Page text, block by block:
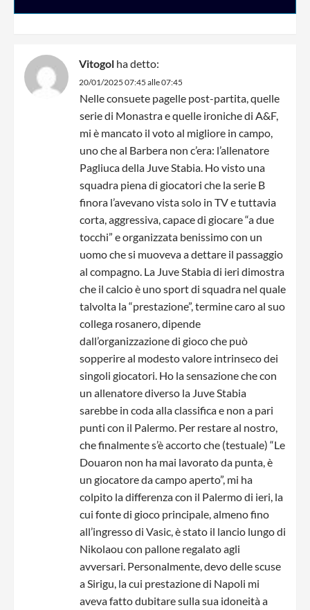
Vitogol ha detto:
20/01/2025 07:45 alle 07:45
Nelle consuete pagelle post-partita, quelle
serie di Monastra e quelle ironiche di A&F,
mi è mancato il voto al migliore in campo,
uno che al Barbera non c’era: l’allenatore
Pagliuca della Juve Stabia. Ho visto una
squadra piena di giocatori che la serie B
finora l’avevano vista solo in TV e tuttavia
corta, aggressiva, capace di giocare “a due
tocchi” e organizzata benissimo con un
uomo che si muoveva a dettare il passaggio
al compagno. La Juve Stabia di ieri dimostra
che il calcio è uno sport di squadra nel quale
talvolta la “prestazione”, termine caro al suo
collega rosanero, dipende
dall’organizzazione di gioco che può
sopperire al modesto valore intrinseco dei
singoli giocatori. Ho la sensazione che con
un allenatore diverso la Juve Stabia
sarebbe in coda alla classifica e non a pari
punti con il Palermo. Per restare al nostro,
che finalmente s’è accorto che (testuale) “Le
Douaron non ha mai lavorato da punta, è
un giocatore da campo aperto”, mi ha
colpito la differenza con il Palermo di ieri, la
cui fonte di gioco principale, almeno fino
all’ingresso di Vasic, è stato il lancio lungo di
Nikolaou con pallone regalato agli
avversari. Personalmente, devo delle scuse
a Sirigu, la cui prestazione di Napoli mi
aveva fatto dubitare sulla sua idoneità a